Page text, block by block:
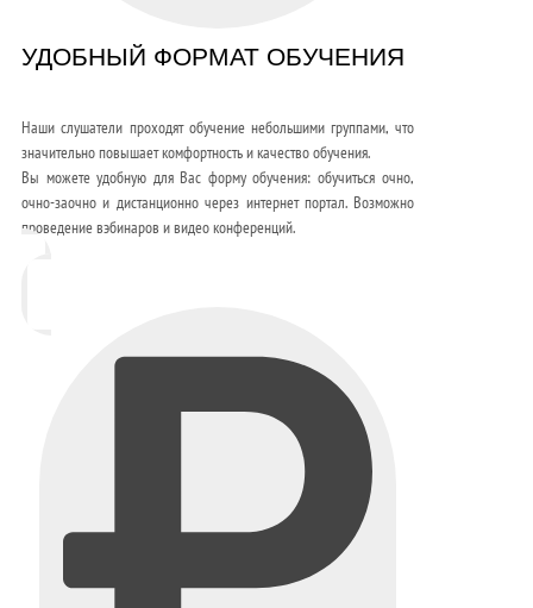
УДОБНЫЙ ФОРМАТ ОБУЧЕНИЯ
Наши слушатели проходят обучение небольшими группами, что
значительно повышает комфортность и качество обучения.
Вы можете удобную для Вас форму обучения: обучиться очно,
очно-заочно и дистанционно через интернет портал. Возможно
проведение вэбинаров и видео конференций.